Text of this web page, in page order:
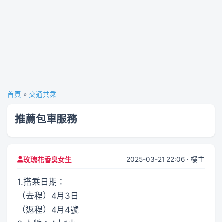
首頁 » 交通共乘
推薦包車服務
玫瑰花香臭女生 2025-03-21 22:06 · 樓主
1.搭乘日期：
（去程）4月3日
（返程）4月4號